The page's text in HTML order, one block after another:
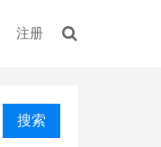
注册
搜索